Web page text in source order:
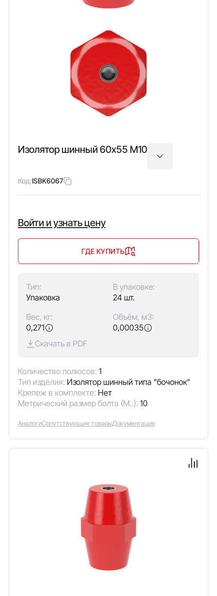
Изолятор шинный 60х55 М10
Код:ISBK6067
Войти и узнать цену
ГДЕ КУПИТЬ
Тип:
Упаковка
В упаковке:
24 шт.
Вес, кг:
0,271
Объём, м3:
0,00035
Скачать в PDF
Количество полюсов: 1
Тип изделия: Изолятор шинный типа "бочонок"
Крепеж в комплекте: Нет
Метрический размер болта (М..): 10
АналогиСопутствующие товарыДокументация